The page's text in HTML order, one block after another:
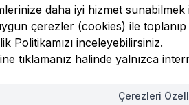
daha iyi hizmet
çerezler (cookies) ile
Politikamızı inceleyebilirsiniz.
tıklamanız halinde yalnızca
Çerezleri